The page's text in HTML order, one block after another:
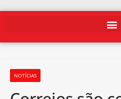
NOTÍCIAS